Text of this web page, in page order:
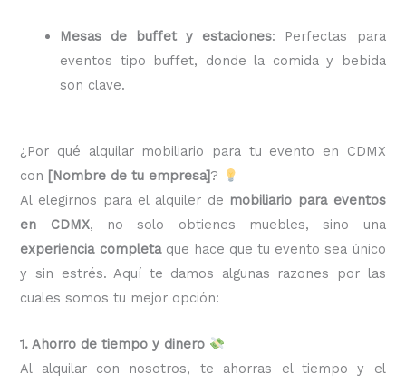
Mesas de buffet y estaciones: Perfectas para
eventos tipo buffet, donde la comida y bebida
son clave.
¿Por qué alquilar mobiliario para tu evento en CDMX
con [Nombre de tu empresa]?
Al elegirnos para el alquiler de mobiliario para eventos
en CDMX, no solo obtienes muebles, sino una
experiencia completaque hace que tu evento sea único
y sin estrés. Aquí te damos algunas razones por las
cuales somos tu mejor opción:
1. Ahorro de tiempo y dinero
Al alquilar con nosotros, te ahorras el tiempo y el